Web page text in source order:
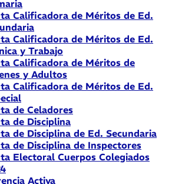
Calificadora de Méritos de Ed.
Calificadora de Méritos de Ed.
y Trabajo
Calificadora de Méritos de
y Adultos
Calificadora de Méritos de Ed.
de Celadores
de Disciplina
de Disciplina de Ed. Secundaria
de Disciplina de Inspectores
Electoral Cuerpos Colegiados
Activa